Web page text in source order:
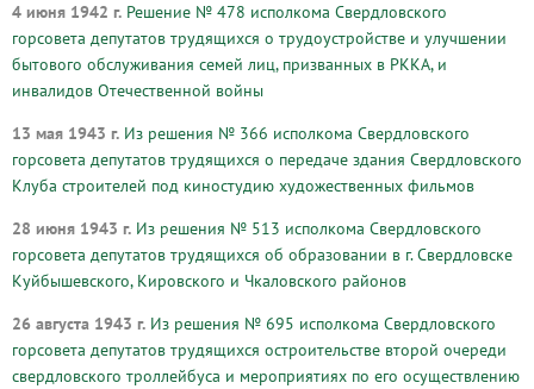
4 июня 1942 г. Решение № 478 исполкома Свердловского
горсовета депутатов трудящихся о трудоустройстве и улучшении
бытового обслуживания семей лиц, призванных в РККА, и
инвалидов Отечественной войны
13 мая 1943 г. Из решения № 366 исполкома Свердловского
горсовета депутатов трудящихся о передаче здания Свердловского
Клуба строителей под киностудию художественных фильмов
28 июня 1943 г. Из решения № 513 исполкома Свердловского
горсовета депутатов трудящихся об образовании в г. Свердловске
Куйбышевского, Кировского и Чкаловского районов
26 августа 1943 г. Из решения № 695 исполкома Свердловского
горсовета депутатов трудящихся остроительстве второй очереди
свердловского троллейбуса и мероприятиях по его осуществлению